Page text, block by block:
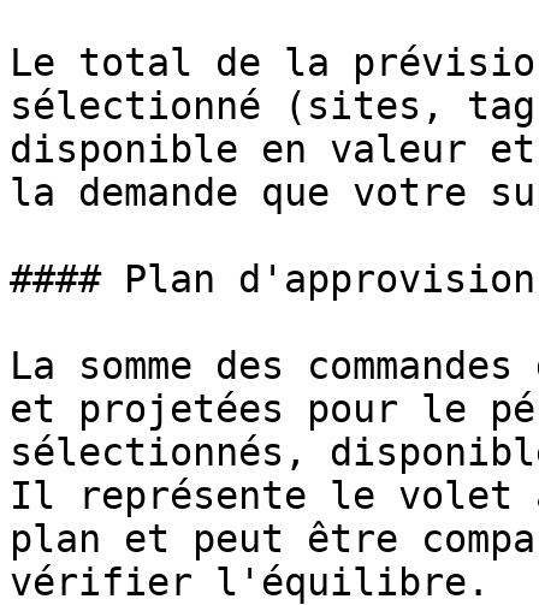
Le total de la
sélectionné (sites,
disponible en valeur
la demande que votre
#### Plan
La somme des
et projetées pour le
sélectionnés,
Il représente le volet
plan et peut être
vérifier l'équilibre.